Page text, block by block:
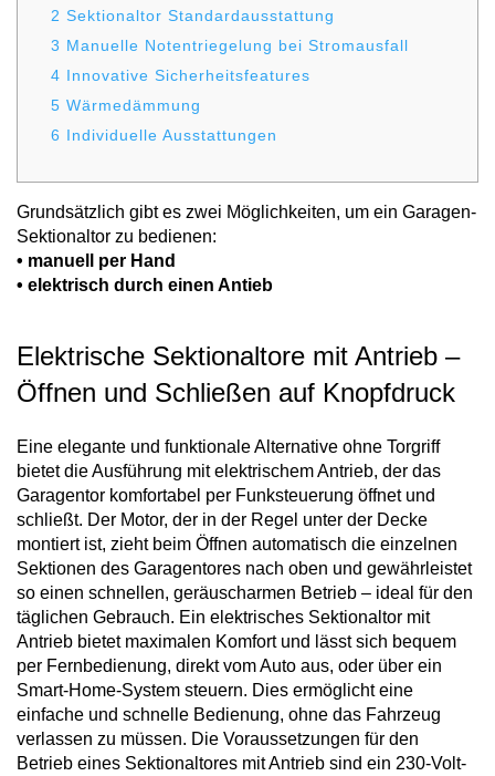
Loftfenster
Nach aussen öffnende
Skandinavische Fenster
Stahlfenster
Verglasung
Hebeschiebetüren Holz
Hebeschiebetüren Holz-Alu
Faltschiebetüren Aluminium
Faltschiebetüren Holz
PSK konfigurieren
Nebeneinganstüren
Pivottüren
WEITERE OPTIONEN
Rollläden Übersicht
Raffstoren Übersicht
Fensterläden
Textilscreens
Insektenschutz Plissee
Fensterscheiben
Fensterkopplungen
WEITERE ZUBEHÖRTEILE
Fensterverglasung
Tür- und Fensterbeschläge
Fensterdichtungen
Folienfächer / Farbmuster
Griffe
Anleitungen
Erklärvideos
Sicherheitsfenster
Rahmenlose Eckverglasung
Sprossenfenster
Brandschutzfenster
Fensterfarben
Fensterbeschläge
2 Sektionaltor Standardausstattung
3 Manuelle Notentriegelung bei Stromausfall
4 Innovative Sicherheitsfeatures
5 Wärmedämmung
6 Individuelle Ausstattungen
Grundsätzlich gibt es zwei Möglichkeiten, um ein Garagen-
Sektionaltor zu bedienen:
• manuell per Hand
• elektrisch durch einen Antieb
Elektrische Sektionaltore mit Antrieb –
Öffnen und Schließen auf Knopfdruck
Eine elegante und funktionale Alternative ohne Torgriff
bietet die Ausführung mit elektrischem Antrieb, der das
Garagentor komfortabel per Funksteuerung öffnet und
schließt. Der Motor, der in der Regel unter der Decke
montiert ist, zieht beim Öffnen automatisch die einzelnen
Sektionen des Garagentores nach oben und gewährleistet
so einen schnellen, geräuscharmen Betrieb – ideal für den
täglichen Gebrauch. Ein elektrisches Sektionaltor mit
Antrieb bietet maximalen Komfort und lässt sich bequem
per Fernbedienung, direkt vom Auto aus, oder über ein
Smart-Home-System steuern. Dies ermöglicht eine
einfache und schnelle Bedienung, ohne das Fahrzeug
verlassen zu müssen. Die Voraussetzungen für den
Betrieb eines Sektionaltores mit Antrieb sind ein 230-Volt-